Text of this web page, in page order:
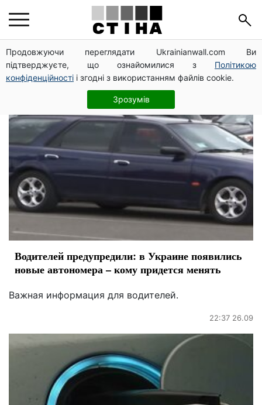
Продовжуючи переглядати Ukrainianwall.com Ви
підтверджуєте, що ознайомилися з Політикою
конфіденційності і згодні з використанням файлів cookie.
Зрозумів
электромобиль
Водителей предупредили: в Украине появились
новые автономера – кому придется менять
Важная информация для водителей.
22:37 26.09